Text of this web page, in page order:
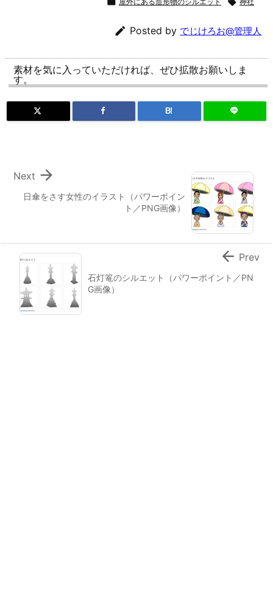
 Posted by でじけろお@管理人
素材を気に入っていただければ、ぜひ拡散お願いしま
す。
B!
日傘をさす女性のイラスト（パワーポイン
ト／PNG画像）

Next
石灯篭のシルエット（パワーポイント／PN
G画像）
 Prev